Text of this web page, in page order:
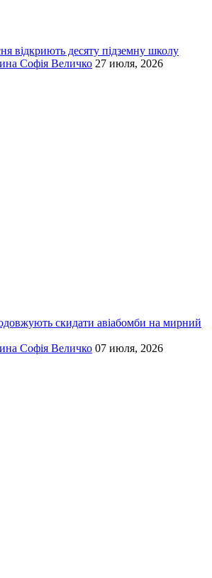
відкриють десяту підземну школу
Софія Величко 27 июля, 2026
скидати авіабомби на мирний
Софія Величко 07 июля, 2026